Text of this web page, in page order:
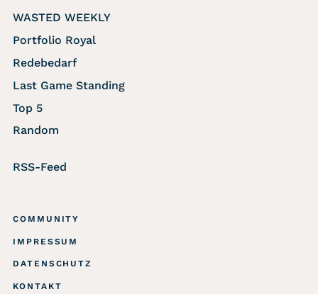
WASTED WEEKLY
Portfolio Royal
Redebedarf
Last Game Standing
Top 5
Random
RSS-Feed
COMMUNITY
IMPRESSUM
DATENSCHUTZ
KONTAKT